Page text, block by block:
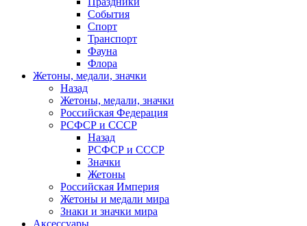
События
Спорт
Транспорт
Фауна
Флора
Жетоны, медали, значки
Назад
Жетоны, медали, значки
Российская Федерация
РСФСР и СССР
Назад
РСФСР и СССР
Значки
Жетоны
Российская Империя
Жетоны и медали мира
Знаки и значки мира
Аксессуары